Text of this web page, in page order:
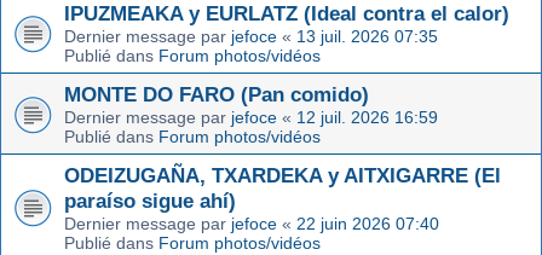
IPUZMEAKA y EURLATZ (Ideal contra el calor)
Dernier message par jefoce « 13 juil. 2026 07:35
Publié dans Forum photos/vidéos
MONTE DO FARO (Pan comido)
Dernier message par jefoce « 12 juil. 2026 16:59
Publié dans Forum photos/vidéos
ODEIZUGAÑA, TXARDEKA y AITXIGARRE (El
paraíso sigue ahí)
Dernier message par jefoce « 22 juin 2026 07:40
Publié dans Forum photos/vidéos